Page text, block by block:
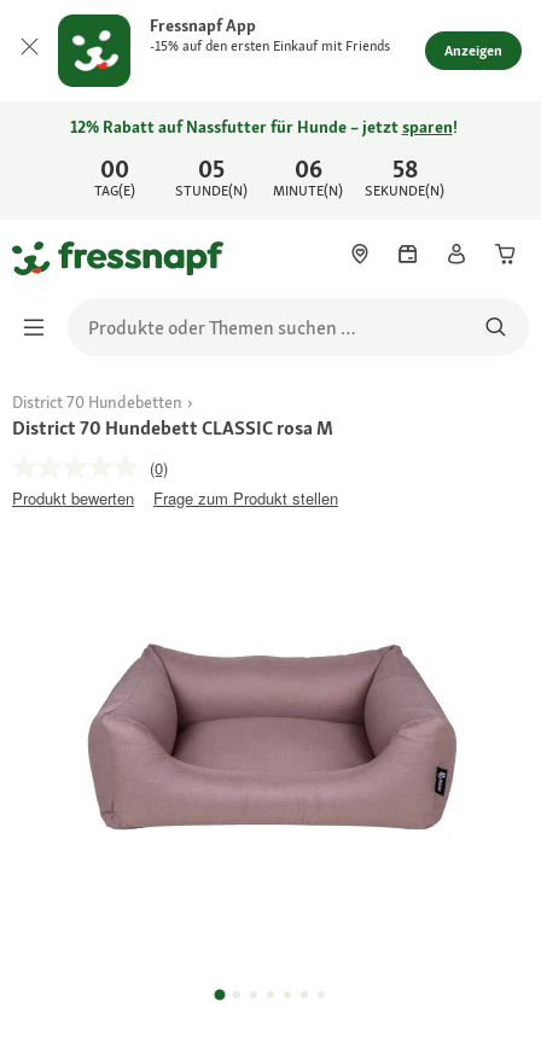
Fressnapf App
-15% auf den ersten Einkauf mit Friends Anzeigen
00
TAG(E)
05
STUNDE(N)
06
MINUTE(N)
58
SEKUNDE(N)
12% Rabatt auf Nassfutter für Hunde – jetztsparen!
District 70 Hundebetten
District 70 Hundebett CLASSIC rosa M
(0)
Produkt bewerten
Frage zum Produkt stellen